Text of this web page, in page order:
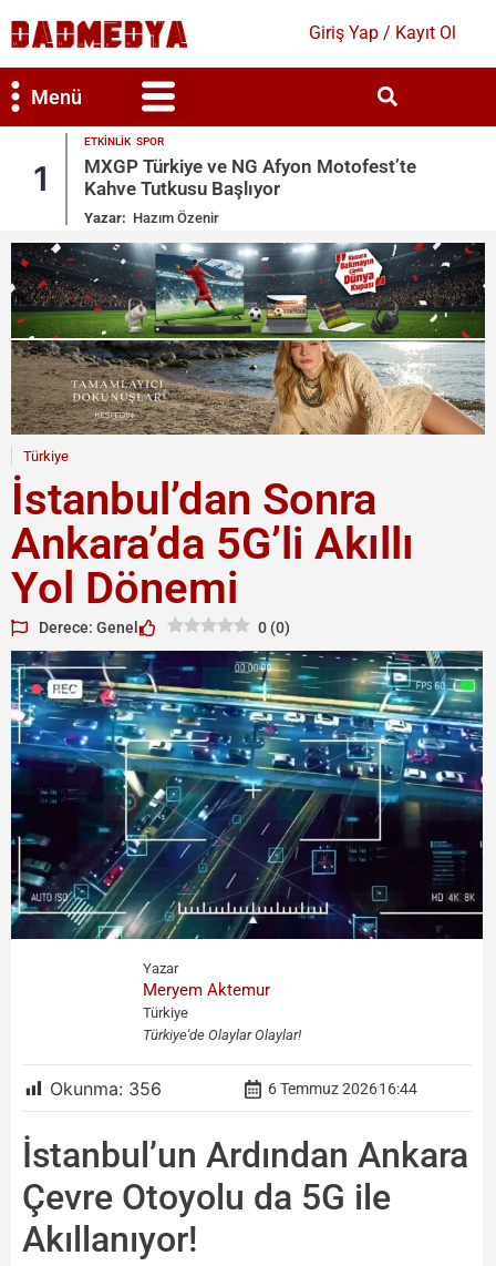
Giriş Yap / Kayıt Ol
Menü
1
ETKINLIK SPOR
MXGP Türkiye ve NG Afyon Motofest’te
Kahve Tutkusu Başlıyor
Yazar: Hazım Özenir
Türkiye
İstanbul’dan Sonra
Ankara’da 5G’li Akıllı
Yol Dönemi
Derece: Genel 0 (0)
Yazar
Meryem Aktemur
Türkiye
Türkiye'de Olaylar Olaylar!
Okunma: 356 6 Temmuz 202616:44
İstanbul’un Ardından Ankara
Çevre Otoyolu da 5G ile
Akıllanıyor!